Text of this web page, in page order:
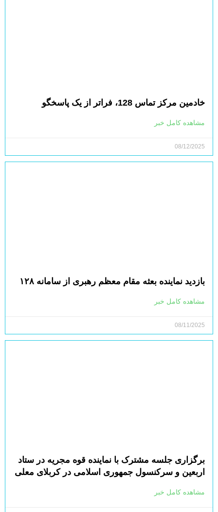
خادمین مرکز تماس 128، فراتر از یک پاسخگو
مشاهده کامل خبر
08/12/2025
بازدید نماینده بعثه مقام معظم رهبری از سامانه ۱۲۸
مشاهده کامل خبر
08/11/2025
برگزاری جلسه مشترک با نماینده قوه مجریه در ستاد
اربعین و سرکنسول جمهوری اسلامی در کربلای معلی
مشاهده کامل خبر